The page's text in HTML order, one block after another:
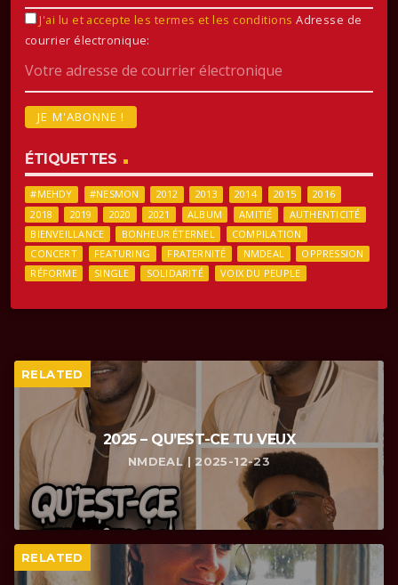
J'ai lu et accepte les termes et les conditions Adresse de
courrier électronique:
ÉTIQUETTES
#MEHDY #NESMON 2012 2013 2014 2015
2016
2018
2019 2020 2021 ALBUM AMITIÉ
AUTHENTICITÉ
BIENVEILLANCE
BONHEUR ÉTERNEL
COMPILATION
CONCERT
FEATURING FRATERNITÉ NMDEAL
OPPRESSION
RÉFORME
SINGLE SOLIDARITÉ VOIX DU PEUPLE
RELATED
2025 – QU’EST-CE TU VEUX
NMDEAL | 2025-12-23
RELATED